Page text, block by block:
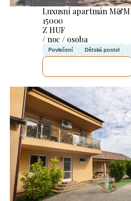
Luxusní apartmán M&M
15000
Z HUF
/ noc / osoba
Povlečení Dětská postel